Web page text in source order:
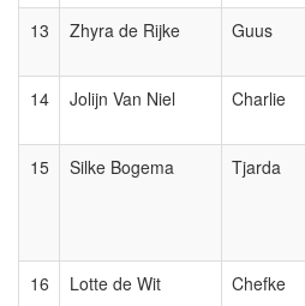
13
Zhyra de Rijke Guus
14 Jolijn Van Niel Charlie
15
Silke Bogema Tjarda
16
Lotte de Wit Chefke